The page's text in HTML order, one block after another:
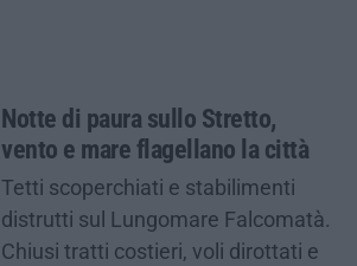
Notte di paura sullo Stretto,
vento e mare flagellano la città
Tetti scoperchiati e stabilimenti
distrutti sul Lungomare Falcomatà.
Chiusi tratti costieri, voli dirottati e